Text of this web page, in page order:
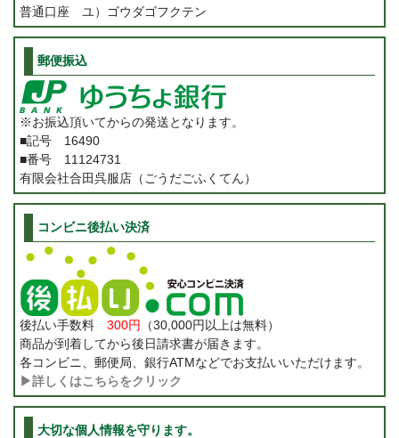
普通口座 ユ）ゴウダゴフクテン
郵便振込
※お振込頂いてからの発送となります。
■記号 16490
■番号 11124731
有限会社合田呉服店（ごうだごふくてん）
コンビニ後払い決済
後払い手数料 300円
（30,000円以上は無料）
商品が到着してから後日請求書が届きます。
各コンビニ、郵便局、銀行ATMなどでお支払いいただけます。
▶詳しくはこちらをクリック
大切な個人情報を守ります。